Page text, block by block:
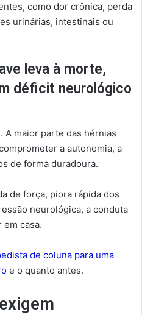
como dor crônica, perda
urinárias, intestinais ou
leva à morte,
déficit neurológico
A maior parte das hérnias
a autonomia, a
de forma duradoura.
de força, piora rápida dos
neurológica, a conduta
em casa.
de coluna para uma
e o quanto antes.